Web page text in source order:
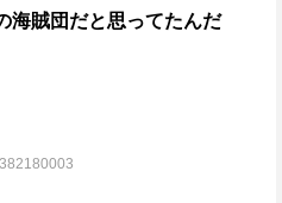
海賊団だと思ってたんだ